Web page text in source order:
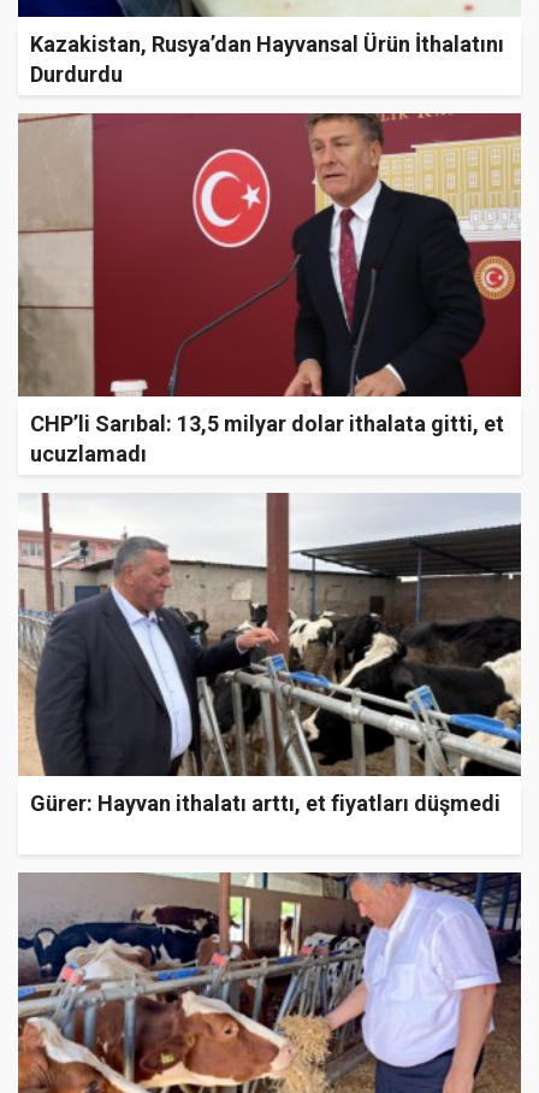
Kazakistan, Rusya’dan Hayvansal Ürün İthalatını
Durdurdu
CHP’li Sarıbal: 13,5 milyar dolar ithalata gitti, et
ucuzlamadı
Gürer: Hayvan ithalatı arttı, et fiyatları düşmedi